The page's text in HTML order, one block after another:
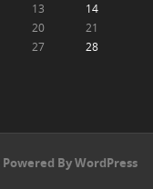
13
14
20
21
27
28
Powered By WordPress